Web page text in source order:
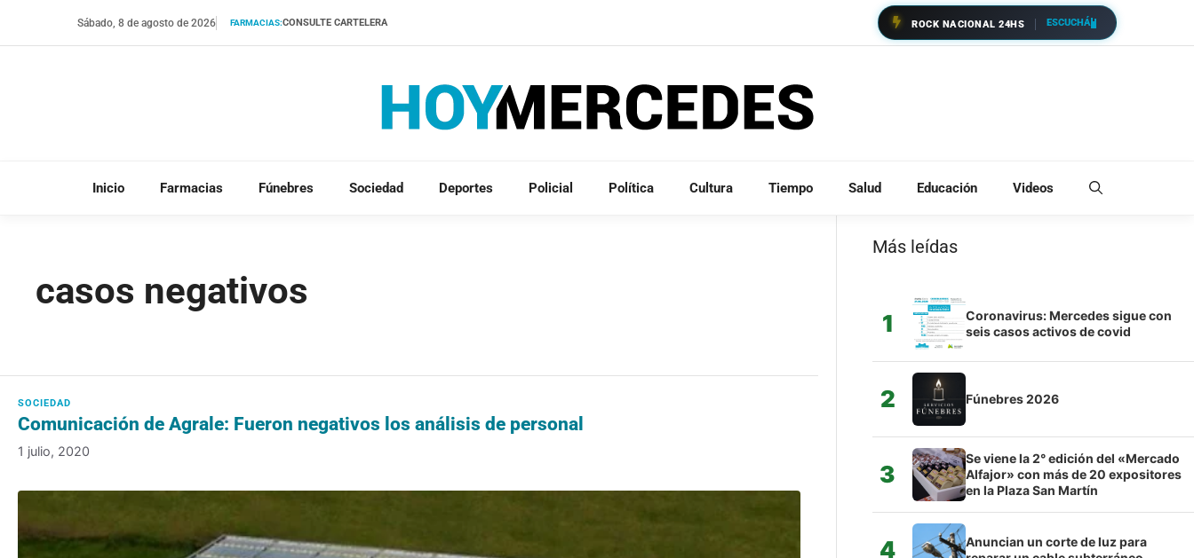
Sábado, 8 de agosto de 2026 FARMACIAS:CONSULTE CARTELERA ROCK NACIONAL 24HS ESCUCHÁ
Inicio Farmacias Fúnebres Sociedad Deportes Policial Política Cultura Tiempo Salud Educación Videos
casos negativos
Comunicación de Agrale: Fueron negativos los análisis de personal
1 julio, 2020
Más leídas
1
Coronavirus: Mercedes sigue con
seis casos activos de covid
2 Fúnebres 2026
3
Se viene la 2° edición del «Mercado
Alfajor» con más de 20 expositores
en la Plaza San Martín
4
Anuncian un corte de luz para